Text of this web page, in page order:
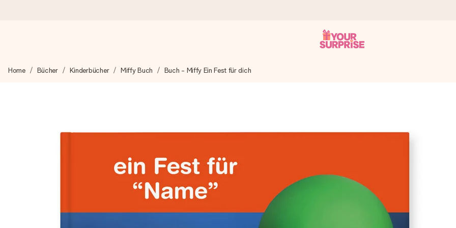
Wir bereiten dein Geschenk sorgfältig vor und schicken es blitzschnell – damit du es genau zum richtigen Zeitpunkt überreichen
Samstag - Sonntag : 8:30 - 13:00 Uhr
Home Bücher Kinderbücher Miffy Buch Buch - Miffy Ein Fest für dich